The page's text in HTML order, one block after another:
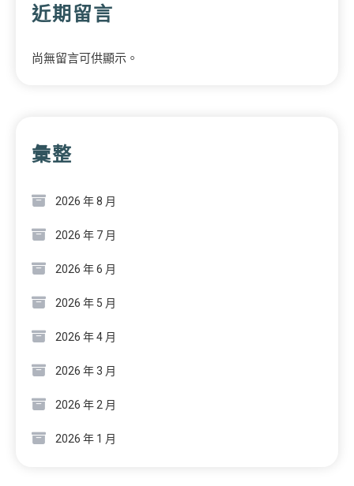
近期留言
尚無留言可供顯示。
彙整
2026 年 8 月
2026 年 7 月
2026 年 6 月
2026 年 5 月
2026 年 4 月
2026 年 3 月
2026 年 2 月
2026 年 1 月